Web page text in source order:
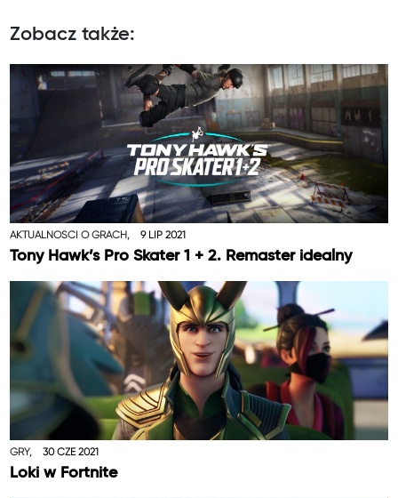
Zobacz także:
AKTUALNOŚCI O GRACH, 9 LIP 2021
Tony Hawk’s Pro Skater 1 + 2. Remaster idealny
GRY, 30 CZE 2021
Loki w Fortnite